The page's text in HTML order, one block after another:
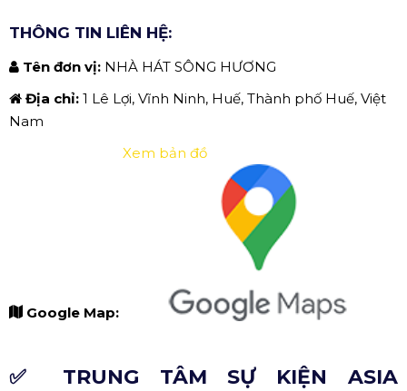
THÔNG TIN LIÊN HỆ:
Tên đơn vị: NHÀ HÁT SÔNG HƯƠNG
Địa chỉ: 1 Lê Lợi, Vĩnh Ninh, Huế, Thành phố Huế, Việt
Nam
Google Map:
Xem bản đồ
✅ TRUNG TÂM SỰ KIỆN ASIA